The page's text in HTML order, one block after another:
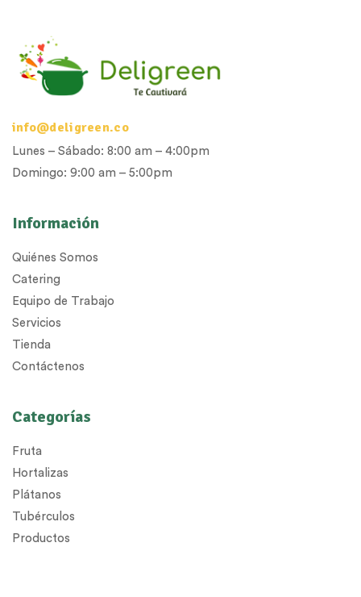
Información
Quiénes Somos
Catering
Equipo de Trabajo
Servicios
Tienda
Contáctenos
Categorías
Fruta
Hortalizas
Plátanos
Tubérculos
Productos
info@deligreen.co
Lunes – Sábado: 8:00 am – 4:00pm
Domingo: 9:00 am – 5:00pm